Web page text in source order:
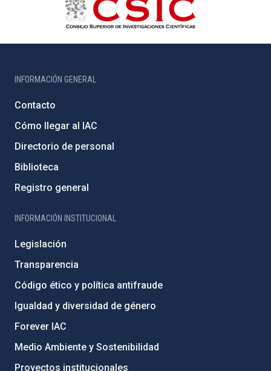
INFORMACIÓN GENERAL
Contacto
Cómo llegar al IAC
Directorio de personal
Biblioteca
Registro general
INFORMACIÓN INSTITUCIONAL
Legislación
Transparencia
Código ético y política antifraude
Igualdad y diversidad de género
Forever IAC
Medio Ambiente y Sostenibilidad
Proyectos institucionales